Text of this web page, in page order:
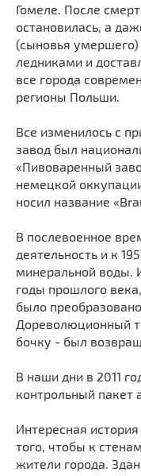
Гомеле. После
остановилась, а
(сыновья
ледниками и
все города
регионы Польши.
Все изменилось с
завод был
«Пивоваренный
немецкой
носил название
В послевоенное
деятельность и к
минеральной воды.
годы прошлого
было
Дореволюционный
бочку - был
В наши дни в 2011
контрольный пакет
Интересная
того, чтобы к
жители города.